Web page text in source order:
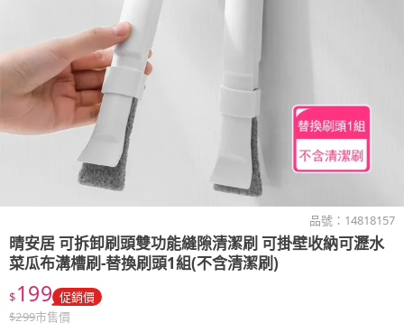
品號： 14818157
晴安居 可拆卸刷頭雙功能縫隙清潔刷 可掛壁收納可瀝水
菜瓜布溝槽刷-替換刷頭1組(不含清潔刷)
$199 促銷價
$299市售價